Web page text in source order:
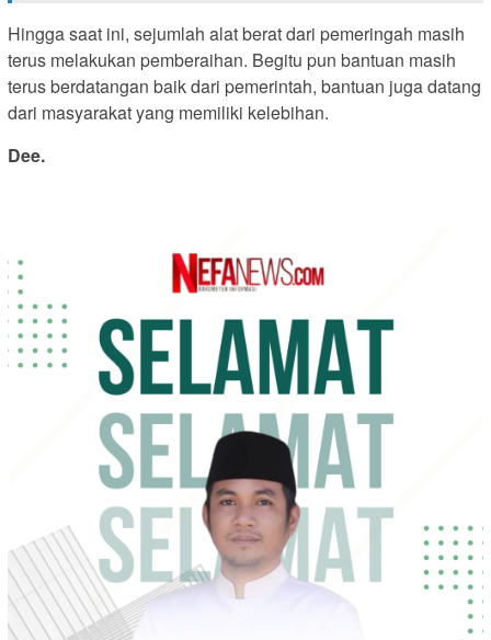
Hingga saat ini, sejumlah alat berat dari pemeringah masih
terus melakukan pemberaihan. Begitu pun bantuan masih
terus berdatangan baik dari pemerintah, bantuan juga datang
dari masyarakat yang memiliki kelebihan.
Dee.